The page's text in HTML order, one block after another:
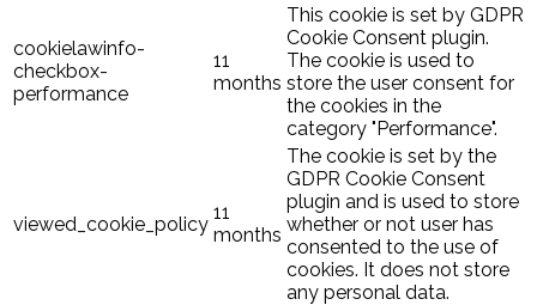
cookielawinfo-
checkbox-
performance
11
months
This cookie is set by GDPR
Cookie Consent plugin.
The cookie is used to
store the user consent for
the cookies in the
category "Performance".
viewed_cookie_policy
11
months
The cookie is set by the
GDPR Cookie Consent
plugin and is used to store
whether or not user has
consented to the use of
cookies. It does not store
any personal data.